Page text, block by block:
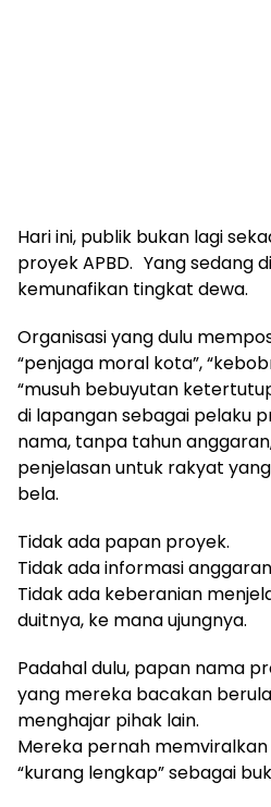
Hari ini, publik bukan lagi
proyek APBD. Yang sedang
kemunafikan tingkat dewa.
Organisasi yang dulu
“penjaga moral kota”,
“musuh bebuyutan
di lapangan sebagai pelaku
nama, tanpa tahun
penjelasan untuk rakyat
bela.
Tidak ada papan proyek.
Tidak ada informasi
Tidak ada keberanian
duitnya, ke mana ujungnya.
Padahal dulu, papan nama
yang mereka bacakan
menghajar pihak lain.
Mereka pernah
“kurang lengkap” sebagai